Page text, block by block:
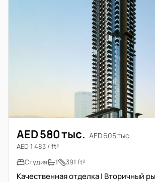
AED 580 тыс. AED 605 тыс.
AED 1 483 / ft²
Студия
1 391 ft²
Качественная отделка | Вторичный